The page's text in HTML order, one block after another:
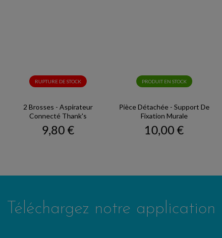
RUPTURE DE STOCK
2 Brosses - Aspirateur
Connecté Thank's
Prix
9,80 €
PRODUIT EN STOCK
Pièce Détachée - Support De
Fixation Murale
Prix
10,00 €
Téléchargez notre application